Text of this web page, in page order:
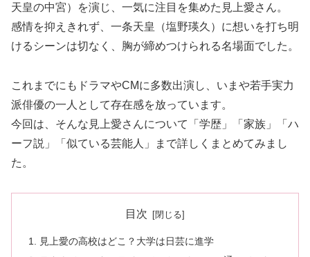
天皇の中宮）を演じ、一気に注目を集めた見上愛さん。
感情を抑えきれず、一条天皇（塩野瑛久）に想いを打ち明
けるシーンは切なく、胸が締めつけられる名場面でした。
これまでにもドラマやCMに多数出演し、いまや若手実力
派俳優の一人として存在感を放っています。
今回は、そんな見上愛さんについて「学歴」「家族」「ハ
ーフ説」「似ている芸能人」まで詳しくまとめてみまし
た。
目次
見上愛の高校はどこ？大学は日芸に進学